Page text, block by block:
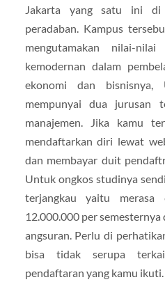
Jakarta yang satu ini di
peradaban. Kampus
mengutamakan nilai-
kemodernan dalam
ekonomi dan bisnisnya,
mempunyai dua jurusan
manajemen. Jika kamu
mendaftarkan diri lewat
dan membayar duit
Untuk ongkos studinya
terjangkau yaitu merasa
12.000.000 per semesternya
angsuran. Perlu di
bisa tidak serupa
pendaftaran yang kamu ikuti.